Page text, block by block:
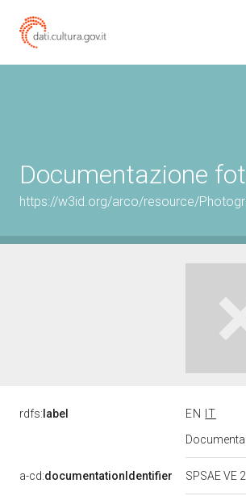
Documentazione
https://w3id.org/arco/resource/
rdfs: label EN
IT
a-cd:documentationIdentifier SPSAE VE